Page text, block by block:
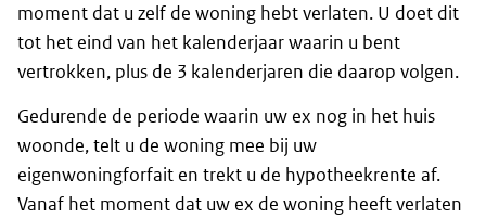
moment dat u zelf de woning hebt verlaten. U doet dit
tot het eind van het kalenderjaar waarin u bent
vertrokken, plus de 3 kalenderjaren die daarop volgen.
Gedurende de periode waarin uw ex nog in het huis
woonde, telt u de woning mee bij uw
eigenwoningforfait en trekt u de hypotheekrente af.
Vanaf het moment dat uw ex de woning heeft verlaten